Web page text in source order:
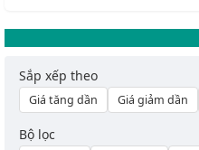
Sắp xếp theo
Giá tăng dần Giá giảm dần
Bộ lọc